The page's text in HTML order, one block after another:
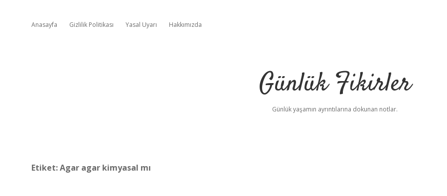
Anasayfa Gizlilik Politikası Yasal Uyarı Hakkımızda
Günlük Fikirler
Günlük yaşamın ayrıntılarına dokunan notlar.
Etiket:Agar agar kimyasal mı